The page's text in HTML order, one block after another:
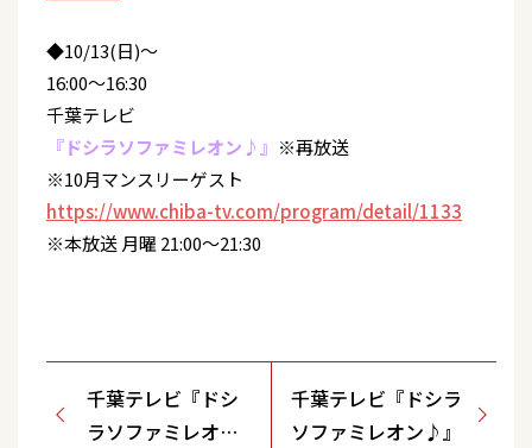
◆10/13(日)～
16:00～16:30
千葉テレビ
『ドシラソファミレオン♪』 ※再放送
※10月マンスリーゲスト
https://www.chiba-tv.com/program/detail/1133
※本放送 月曜 21:00～21:30
千葉テレビ『ドシ
ラソファミレオン
千葉テレビ『ドシラ
ソファミレオン♪』